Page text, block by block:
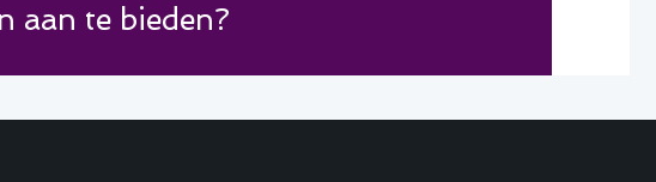
aan te bieden?